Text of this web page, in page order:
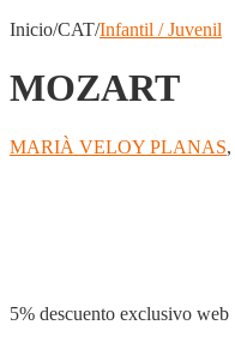
Inicio/CAT/Infantil / Juvenil
MOZART
MARIÀ VELOY PLANAS,
5% descuento exclusivo web